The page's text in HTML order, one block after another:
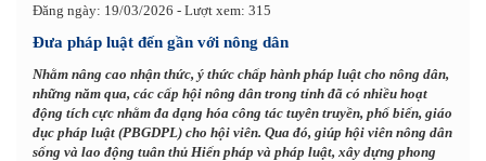
Đăng ngày: 19/03/2026 - Lượt xem: 315
Đưa pháp luật đến gần với nông dân
Nhằm nâng cao nhận thức, ý thức chấp hành pháp luật cho nông dân,
những năm qua, các cấp hội nông dân trong tỉnh đã có nhiều hoạt
động tích cực nhằm đa dạng hóa công tác tuyên truyền, phổ biến, giáo
dục pháp luật (PBGDPL) cho hội viên. Qua đó, giúp hội viên nông dân
sống và lao động tuân thủ Hiến pháp và pháp luật, xây dựng phong